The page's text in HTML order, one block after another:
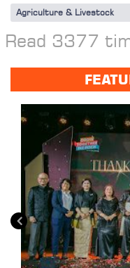
Agriculture & Livestock
Read 3377